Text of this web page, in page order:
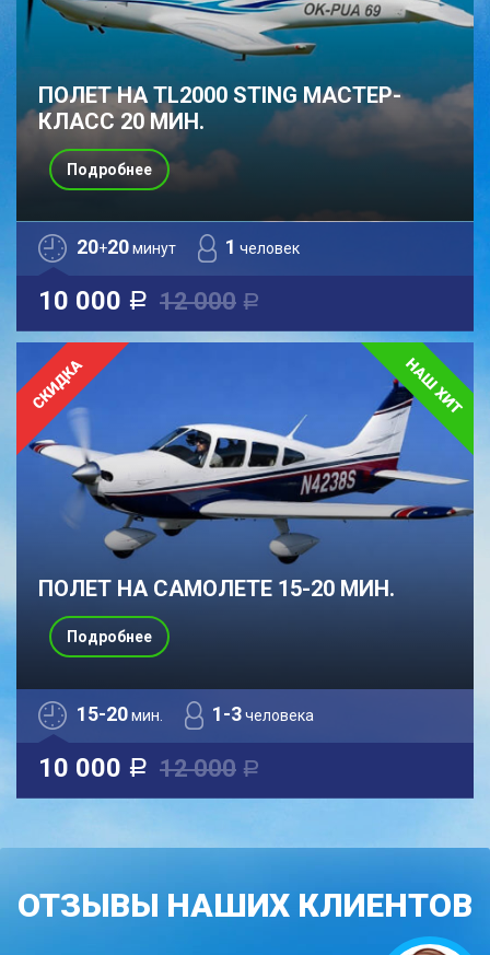
ПОЛЕТ НА TL2000 STING МАСТЕР-
КЛАСС 20 МИН.
20+20минут 1 человек
10 000 a 12 000 a
Подробнее
ПОЛЕТ НА САМОЛЕТЕ 15-20 МИН.
15-20мин. 1-3человека
10 000 a 12 000 a
Подробнее
ОТЗЫВЫ НАШИХ КЛИЕНТОВ